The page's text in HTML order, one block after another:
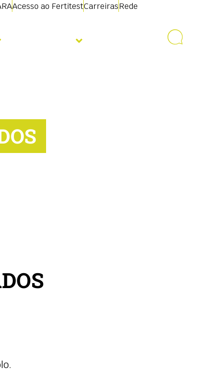
Acesso ao FertitestCarreirasRede